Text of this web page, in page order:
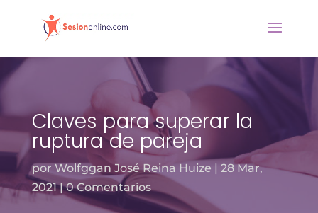
Claves para superar la
ruptura de pareja
porWolfggan José Reina Huize
28 Mar,
2021
0 Comentarios